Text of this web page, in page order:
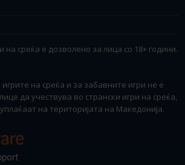
на среќа е дозволено за лица со 18+ години.
на среќа и за забавните игри не е
да учествува во странски игри на среќа,
на територијата на Македонија.